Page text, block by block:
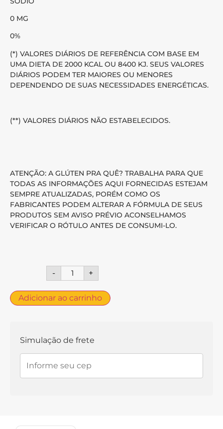
0 MG
0%
(*) VALORES DIÁRIOS DE REFERÊNCIA COM BASE EM
UMA DIETA DE 2000 KCAL OU 8400 KJ. SEUS VALORES
DIÁRIOS PODEM TER MAIORES OU MENORES
DEPENDENDO DE SUAS NECESSIDADES ENERGÉTICAS.
(**) VALORES DIÁRIOS NÃO ESTABELECIDOS.
ATENÇÃO: A GLÚTEN PRA QUÊ? TRABALHA PARA QUE
TODAS AS INFORMAÇÕES AQUI FORNECIDAS ESTEJAM
SEMPRE ATUALIZADAS, PORÉM COMO OS
FABRICANTES PODEM ALTERAR A FÓRMULA DE SEUS
PRODUTOS SEM AVISO PRÉVIO ACONSELHAMOS
VERIFICAR O RÓTULO ANTES DE CONSUMI-LO.
- +
Adicionar ao carrinho
Simulação de frete